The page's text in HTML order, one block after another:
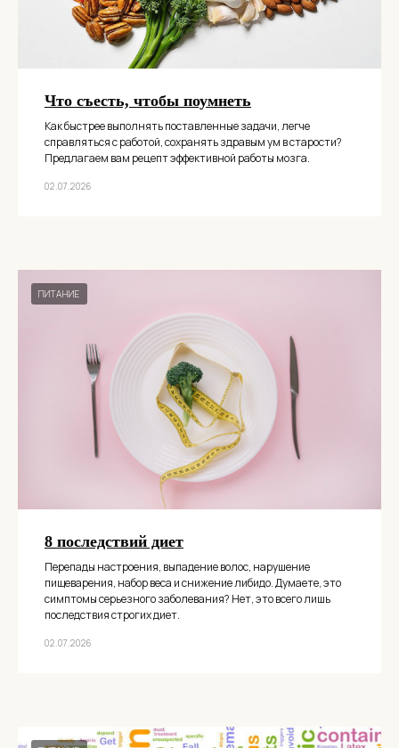
Что съесть, чтобы поумнеть
Как быстрее выполнять поставленные задачи, легче
справляться с работой, сохранять здравым ум в старости?
Предлагаем вам рецепт эффективной работы мозга.
02.07.2026
ПИТАНИЕ
8 последствий диет
Перепады настроения, выпадение волос, нарушение
пищеварения, набор веса и снижение либидо. Думаете, это
симптомы серьезного заболевания? Нет, это всего лишь
последствия строгих диет.
02.07.2026